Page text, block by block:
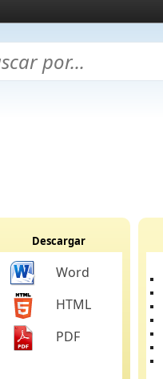
Descargar
Word
HTML
PDF